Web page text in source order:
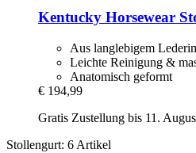
Kentucky Horsewear
Aus langlebigem
Leichte Reinigung &
Anatomisch geformt
€ 194,99
Gratis Zustellung bis 11.
Stollengurt: 6 Artikel